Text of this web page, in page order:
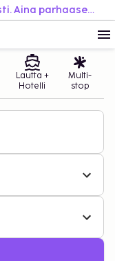
Varaa helposti. Matkusta joustavasti. Aina parhaaseen hintaan.
Lautta +
Hotelli
Multi-
stop